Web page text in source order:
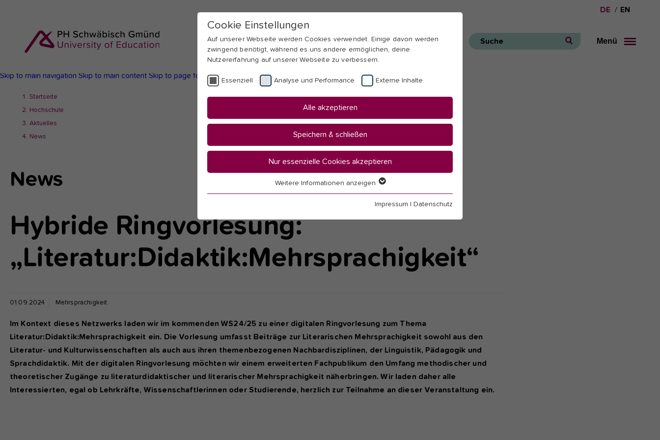
Skip to main navigation Skip to main content Skip to page footer
DE EN
Suche Menü
here:
Startseite
Hochschule
Aktuelles
News
News
Hybride Ringvorlesung:
„Literatur:Didaktik:Mehrsprachigkeit“
01.09.2024 Mehrsprachigkeit
Im Kontext dieses Netzwerks laden wir im kommenden WS24/25 zu einer digitalen Ringvorlesung zum Thema
Literatur:Didaktik:Mehrsprachigkeit ein. Die Vorlesung umfasst Beiträge zur Literarischen Mehrsprachigkeit sowohl aus den
Literatur- und Kulturwissenschaften als auch aus ihren themenbezogenen Nachbardisziplinen, der Linguistik, Pädagogik und
Sprachdidaktik. Mit der digitalen Ringvorlesung möchten wir einem erweiterten Fachpublikum den Umfang methodischer und
theoretischer Zugänge zu literaturdidaktischer und literarischer Mehrsprachigkeit näherbringen. Wir laden daher alle
Interessierten, egal ob Lehrkräfte, Wissenschaftlerinnen oder Studierende, herzlich zur Teilnahme an dieser Veranstaltung ein.
Cookie Einstellungen
Auf unserer Webseite werden Cookies verwendet. Einige davon werden
zwingend benötigt, während es uns andere ermöglichen, deine
Nutzererfahrung auf unserer Webseite zu verbessern.
Essenziell Analyse und Performance Externe Inhalte
Alle akzeptieren
Speichern & schließen
Nur essenzielle Cookies akzeptieren
Essenzielle Cookies werden für grundlegende Funktionen der Webseite
funktioniert.
Analyse und Performance
Diese Gruppe beinhaltet alle Skripte für analytisches Tracking und
Laufzeit 1 Jahr
Diese Gruppe beinhaltet alle Skripte für analytisches
Externe Inhalte
Wir verwenden auf unserer Website externe Inhalte, um Ihnen
zusätzliche Informationen anzubieten, wie Google Maps oder Videos
von youtube.
Weitere Informationen anzeigen
Impressum Datenschutz